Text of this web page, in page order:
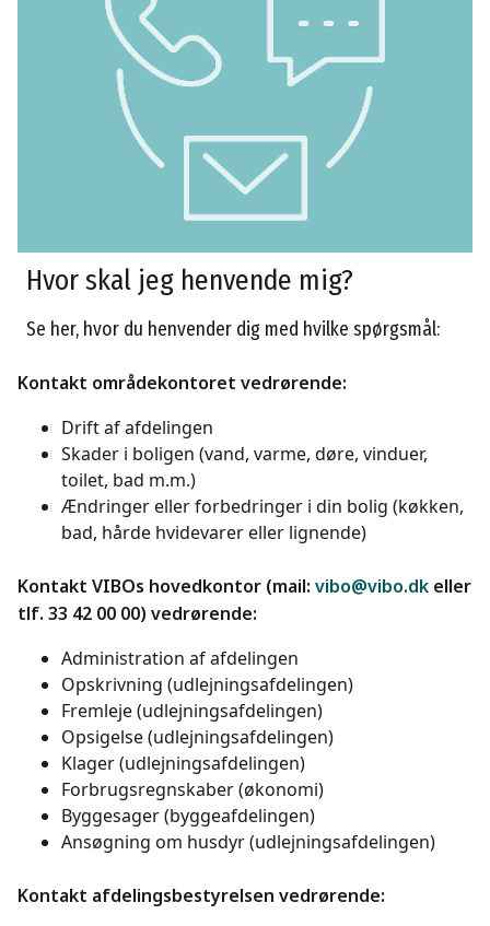
Hvor skal jeg henvende mig?
Se her, hvor du henvender dig med hvilke spørgsmål:
Kontakt områdekontoret vedrørende:
Drift af afdelingen
Skader i boligen (vand, varme, døre, vinduer,
toilet, bad m.m.)
Ændringer eller forbedringer i din bolig (køkken,
bad, hårde hvidevarer eller lignende)
Kontakt VIBOs hovedkontor (mail: vibo@vibo.dk eller
tlf. 33 42 00 00) vedrørende:
Administration af afdelingen
Opskrivning (udlejningsafdelingen)
Fremleje (udlejningsafdelingen)
Opsigelse (udlejningsafdelingen)
Klager (udlejningsafdelingen)
Forbrugsregnskaber (økonomi)
Byggesager (byggeafdelingen)
Ansøgning om husdyr (udlejningsafdelingen)
Kontakt afdelingsbestyrelsen vedrørende: